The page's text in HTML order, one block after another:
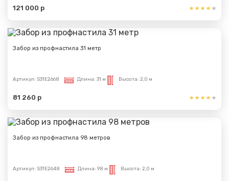
121 000 р
Забор из профнастила 31 метр
Артикул: S31E2668 Длина: 31 м Высота: 2,0 м
81 260 р
Забор из профнастила 98 метров
Артикул: S31E2648 Длина: 98 м Высота: 2,0 м